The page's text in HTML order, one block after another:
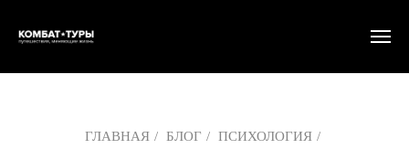
ГЛАВНАЯ / БЛОГ / ПСИХОЛОГИЯ /